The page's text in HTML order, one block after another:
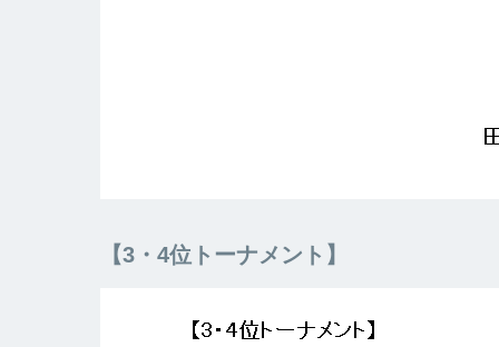
【3・4位トーナメント】